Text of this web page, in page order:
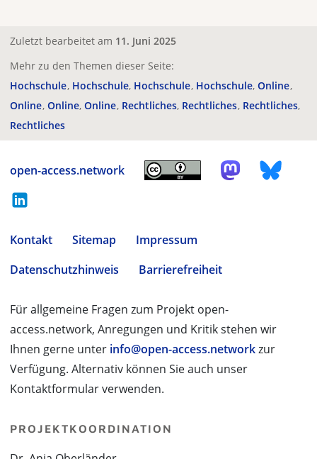
Zuletzt bearbeitet am 11. Juni 2025
Mehr zu den Themen dieser Seite:
Hochschule Hochschule Hochschule Hochschule Online
Online Online Online Rechtliches Rechtliches Rechtliches
Rechtliches
open-access.network
Kontakt Sitemap
Impressum
Datenschutzhinweis
Barrierefreiheit
Für allgemeine Fragen zum Projekt open-
access.network, Anregungen und Kritik stehen wir
Ihnen gerne unter info@open-access.networkzur
Verfügung. Alternativ können Sie auch unser
Kontaktformular verwenden.
PROJEKTKOORDINATION